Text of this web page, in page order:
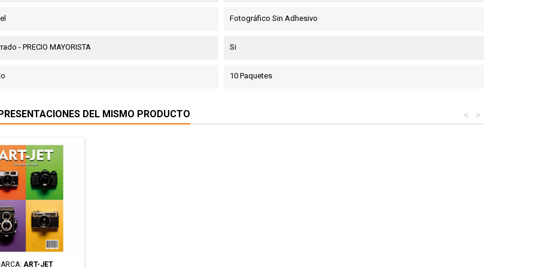
Fotográfico Sin Adhesivo
- PRECIO MAYORISTA Si
10 Paquetes
DEL MISMO PRODUCTO >
<
ART-JET